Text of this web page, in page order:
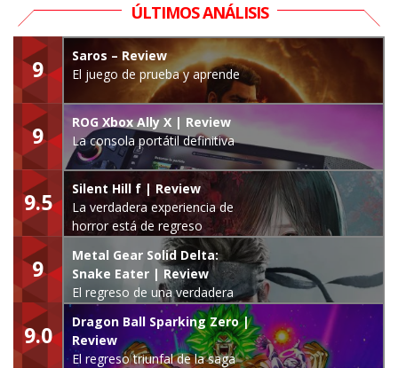
ÚLTIMOS ANÁLISIS
9
Saros – Review
El juego de prueba y aprende
9
ROG Xbox Ally X | Review
La consola portátil definitiva
9.5
Silent Hill f | Review
La verdadera experiencia de
horror está de regreso
9
Metal Gear Solid Delta:
Snake Eater | Review
El regreso de una verdadera
leyenda
9.0
Dragon Ball Sparking Zero |
Review
El regreso triunfal de la saga